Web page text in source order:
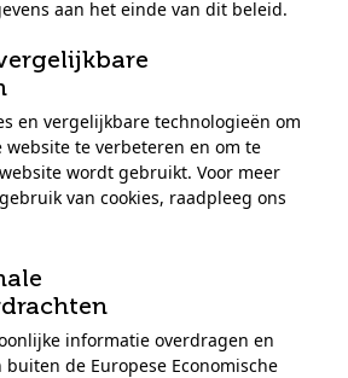
aan het einde van dit beleid.
en vergelijkbare technologieën om
website te verbeteren en om te
wordt gebruikt. Voor meer
van cookies, raadpleeg ons
informatie overdragen en
de Europese Economische